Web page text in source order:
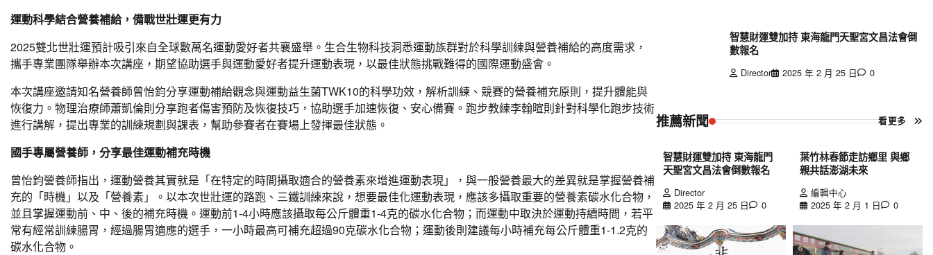
運動科學結合營養補給，備戰世壯運更有力
2025雙北世壯運預計吸引來自全球數萬名運動愛好者共襄盛舉。生合生物科技洞悉運動族群對於科學訓練與營養補給的高度需求，
攜手專業團隊舉辦本次講座，期望協助選手與運動愛好者提升運動表現，以最佳狀態挑戰難得的國際運動盛會。
本次講座邀請知名營養師曾怡鈞分享運動補給觀念與運動益生菌TWK10的科學功效，解析訓練、競賽的營養補充原則，提升體能與
恢復力。物理治療師蕭凱倫則分享跑者傷害預防及恢復技巧，協助選手加速恢復、安心備賽。跑步教練李翰暄則針對科學化跑步技術
進行講解，提出專業的訓練規劃與課表，幫助參賽者在賽場上發揮最佳狀態。
國手專屬營養師，分享最佳運動補充時機
曾怡鈞營養師指出，運動營養其實就是「在特定的時間攝取適合的營養素來增進運動表現」，與一般營養最大的差異就是掌握營養補
充的「時機」以及「營養素」。以本次世壯運的路跑、三鐵訓練來說，想要最佳化運動表現，應該多攝取重要的營養素碳水化合物，
並且掌握運動前、中、後的補充時機。運動前1-4小時應該攝取每公斤體重1-4克的碳水化合物；而運動中取決於運動持續時間，若平
常有經常訓練腸胃，經過腸胃適應的選手，一小時最高可補充超過90克碳水化合物；運動後則建議每小時補充每公斤體重1-1.2克的
碳水化合物。
智慧財運雙加持 東海龍門天聖宮文昌法會倒
數報名
Director 2025 年 2 月 25 日 0
推薦新聞 看更多
智慧財運雙加持 東海龍門
天聖宮文昌法會倒數報名
Director
2025 年 2 月 25 日
0
葉竹林春節走訪鄉里 與鄉
親共話澎湖未來
編輯中心
2025 年 2 月 1 日
0